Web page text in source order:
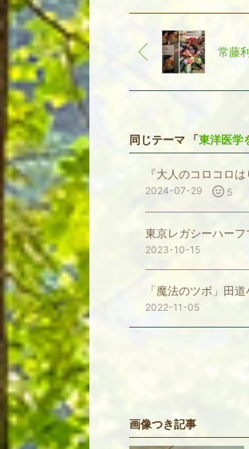
同じテーマ 「東洋医学
『大人のコロコロ
2024-07-29 5
東京レガシーハー
2023-10-15
「魔法のツボ」田
2022-11-05
画像つき記事